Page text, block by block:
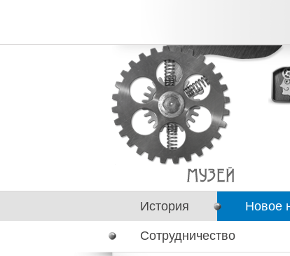
История Новое
Сотрудничество